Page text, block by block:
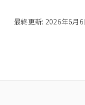
最終更新: 2026年6月6